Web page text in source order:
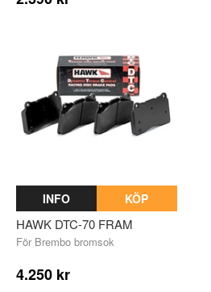
INFO KÖP
HAWK DTC-70 FRAM
För Brembo bromsok
4.250 kr